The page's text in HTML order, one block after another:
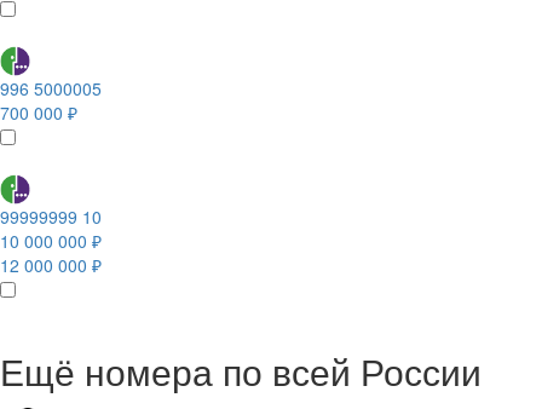
996 5000005
700 000 ₽
99999999 10
10 000 000 ₽
12 000 000 ₽
Ещё номера по всей России